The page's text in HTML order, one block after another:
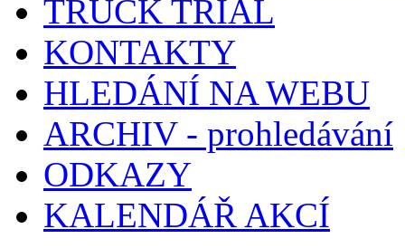
TRUCK TRIAL
KONTAKTY
HLEDÁNÍ NA WEBU
ARCHIV - prohledávání
ODKAZY
KALENDÁŘ AKCÍ